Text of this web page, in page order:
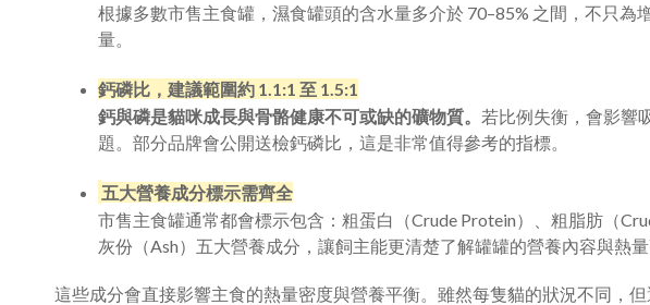
根據多數市售主食罐，濕食罐頭的含水量多介於 70–85% 之間，不只
量。
鈣磷比，建議範圍約 1.1:1 至 1.5:1
鈣與磷是貓咪成長與骨骼健康不可或缺的礦物質。 若比例失衡，會影響
題。部分品牌會公開送檢鈣磷比，這是非常值得參考的指標。
五大營養成分標示需齊全
市售主食罐通常都會標示包含：粗蛋白（Crude Protein）、粗脂肪（
灰份（Ash）五大營養成分，讓飼主能更清楚了解罐罐的營養內容與熱
這些成分會直接影響主食的熱量密度與營養平衡。雖然每隻貓的狀況不同，